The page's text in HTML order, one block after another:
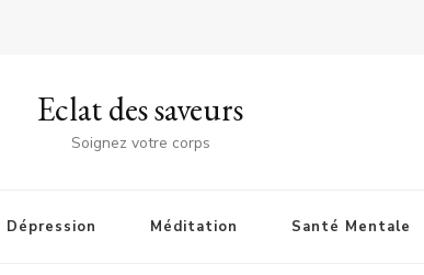
Eclat des saveurs
Soignez votre corps
Dépression Méditation Santé Mentale